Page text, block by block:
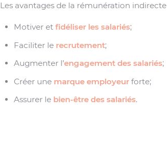
Les avantages de la rémunération
Motiver et fidéliser les salariés;
Faciliter le recrutement;
Augmenter l’engagement des salariés;
Créer une marque employeurforte;
Assurer le bien-être des salariés.